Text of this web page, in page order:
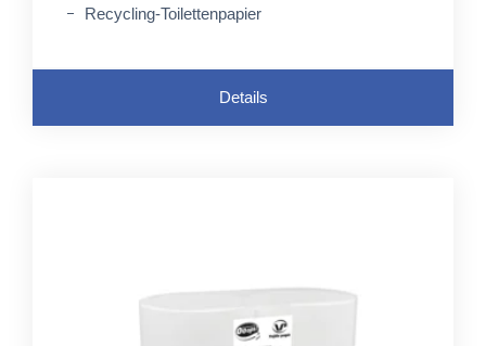
Recycling-Toilettenpapier
Details